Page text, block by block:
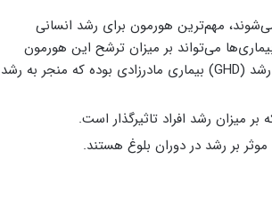
مهم‌ترین هورمون برای رشد انسانی
می‌تواند بر میزان ترشح این هورمون
اثرگذار باشد. برای مثال، یک بیماری نادر به نام کمبود هورمون رشد (GHD) بیماری مادرزادی بوده که منجر به رشد
میزان رشد افراد تاثیرگذار است.
بر رشد در دوران بلوغ هستند.